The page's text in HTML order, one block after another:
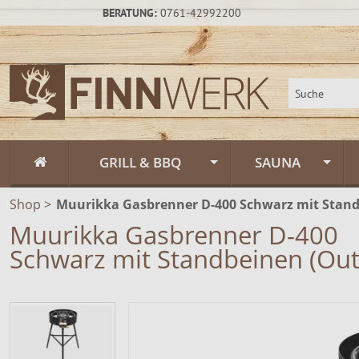
BERATUNG: 0761-42992200
GRILL & BBQ
Flammlachs
Feuerschalen
Feuerschalen
SAUNA
Fasssauna /
Gartensauna
Sauna-Zubehör
Shop > Muurikka Gasbrenner D-400 Schwarz mit
Muurikka Gasbrenner D-400
Schwarz mit Standbeinen